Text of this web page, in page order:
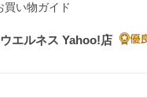
買い物ガイド
エルネス Yahoo!店